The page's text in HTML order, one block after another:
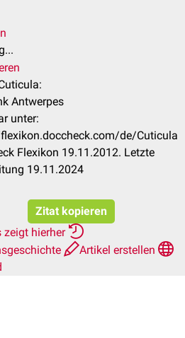
Antwerpes
unter:
de/Cuticula
Flexikon 19.11.2012. Letzte
19.11.2024
Zitat kopieren
zeigt hierher
Artikel erstellen